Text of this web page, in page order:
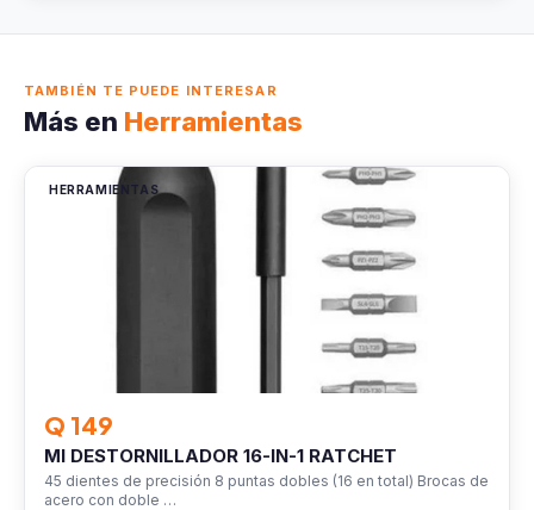
TAMBIÉN TE PUEDE INTERESAR
Más en Herramientas
HERRAMIENTAS
Q 149
MI DESTORNILLADOR 16-IN-1 RATCHET
45 dientes de precisión 8 puntas dobles (16 en total) Brocas de
acero con doble …